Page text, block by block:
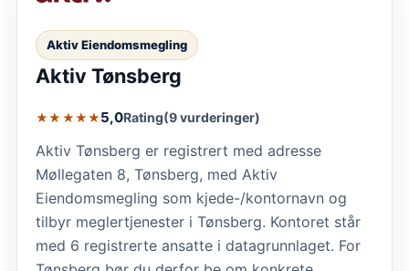
Aktiv Eiendomsmegling
Aktiv Tønsberg
★★★★★5,0Rating(9 vurderinger)
Aktiv Tønsberg er registrert med adresse
Møllegaten 8, Tønsberg, med Aktiv
Eiendomsmegling som kjede-/kontornavn og
tilbyr meglertjenester i Tønsberg. Kontoret står
med 6 registrerte ansatte i datagrunnlaget. For